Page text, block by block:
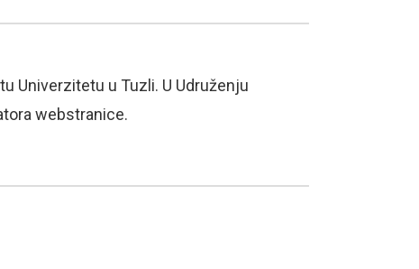
Univerzitetu u Tuzli. U Udruženju
webstranice.